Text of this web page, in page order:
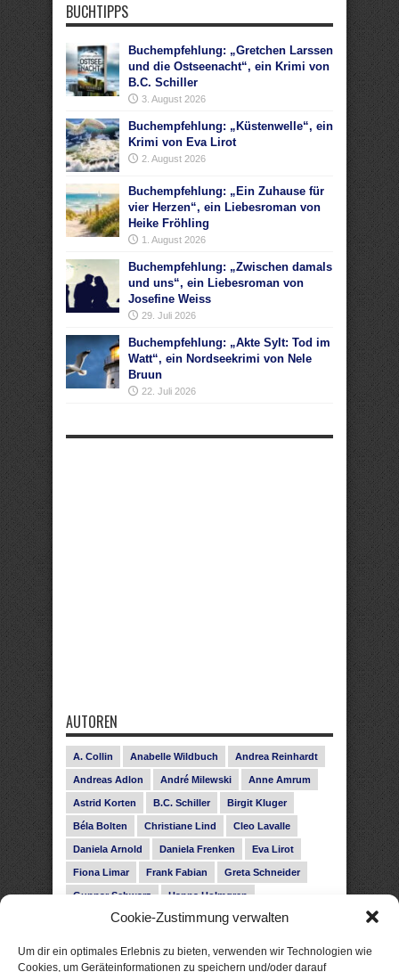
Cookie-Zustimmung verwalten
Um dir ein optimales Erlebnis zu bieten, verwenden wir Technologien wie
Cookies, um Geräteinformationen zu speichern und/oder darauf
BUCHTIPPS
Buchempfehlung: „Gretchen Larssen
und die Ostseenacht“, ein Krimi von
B.C. Schiller
3. August 2026
Buchempfehlung: „Küstenwelle“, ein
Krimi von Eva Lirot
2. August 2026
Buchempfehlung: „Ein Zuhause für
vier Herzen“, ein Liebesroman von
Heike Fröhling
1. August 2026
Buchempfehlung: „Zwischen damals
und uns“, ein Liebesroman von
Josefine Weiss
29. Juli 2026
Buchempfehlung: „Akte Sylt: Tod im
Watt“, ein Nordseekrimi von Nele
Bruun
22. Juli 2026
AUTOREN
A. Collin Anabelle Wildbuch Andrea Reinhardt
Andreas Adlon André Milewski Anne Amrum
Astrid Korten B.C. Schiller Birgit Kluger
Béla Bolten Christiane Lind Cleo Lavalle
Daniela Arnold Daniela Frenken Eva Lirot
Fiona Limar Frank Fabian Greta Schneider
Gunnar Schwarz Hanna Holmgren
Heike Fröhling Ina Glahe Ivo Pala J. Vellguth
Leonie Haubrich Lilly Labord Livia Pipes